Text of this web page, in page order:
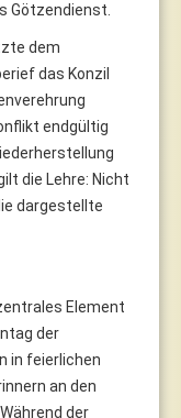
Götzendienst.
dem
das Konzil
endgültig
die Lehre: Nicht
dargestellte
Element
der
in feierlichen
an den
der